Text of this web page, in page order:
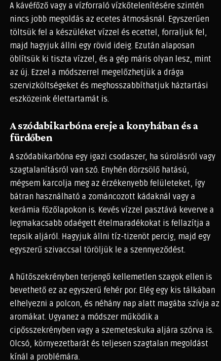
A kávéfőző vagy a vízforraló vízkőtelenítésére szintén
nincs jobb megoldás az ecetes átmosásnál. Egyszerűen
töltsük fel a készüléket vízzel és ecettel, forraljuk fel,
majd hagyjuk állni egy rövid ideig. Ezután alaposan
öblítsük ki tiszta vízzel, és a gép máris olyan lesz, mint
az új. Ezzel a módszerrel megelőzhetjük a drága
szervizköltségeket és meghosszabbíthatjuk háztartási
eszközeink élettartamát is.
A szódabikarbóna ereje a konyhában és a
fürdőben
A szódabikarbóna egy igazi csodaszer, ha súrolásról vagy
szagtalanításról van szó. Enyhén dörzsölő hatású,
mégsem karcolja meg az érzékenyebb felületeket, így
bátran használható a zománcozott kádaknál vagy a
kerámia főzőlapokon is. Kevés vízzel pasztává keverve a
legmakacsabb odaégett ételmaradékokat is fellazítja a
tepsik aljáról. Hagyjuk állni tíz-tizenöt percig, majd egy
egyszerű szivaccsal töröljük le a szennyeződést.
A hűtőszekrényben terjengő kellemetlen szagok ellen is
bevethető ez az egyszerű fehér por. Elég egy kis tálkában
elhelyezni a polcon, és néhány nap alatt magába szívja az
aromákat. Ugyanez a módszer működik a
cipősszekrényben vagy a szemeteskuka aljára szórva is.
Olcsó, környezetbarát és teljesen szagtalan megoldást
kínál a problémára.